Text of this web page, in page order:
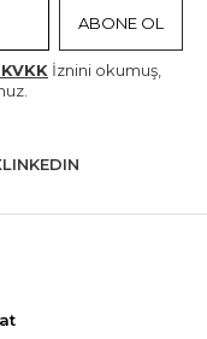
ABONE OL
İznini okumuş,
LINKEDIN